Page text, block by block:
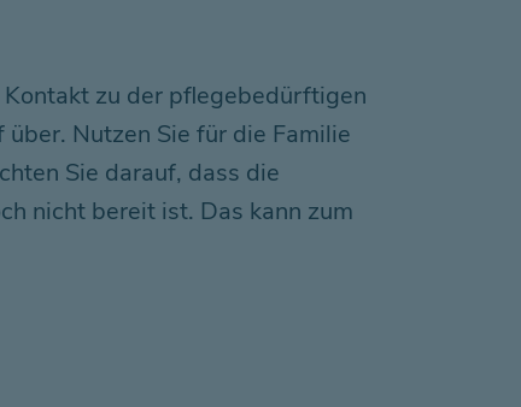
zu der pflegebedürftigen
Nutzen Sie für die Familie
Sie darauf, dass die
nicht bereit ist. Das kann zum